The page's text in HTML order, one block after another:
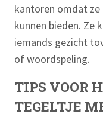
kantoren omdat
kunnen bieden. Ze
iemands gezicht
of woordspeling.
TIPS VOOR
TEGELTJE